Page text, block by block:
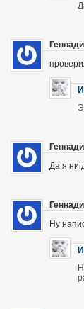
Да я
Ну